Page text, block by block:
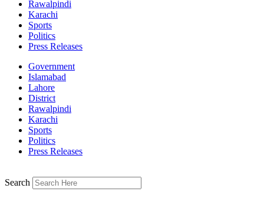
Rawalpindi
Karachi
Sports
Politics
Press Releases
Government
Islamabad
Lahore
District
Rawalpindi
Karachi
Sports
Politics
Press Releases
Search